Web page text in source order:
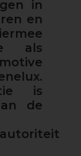
in
en
als
is
de